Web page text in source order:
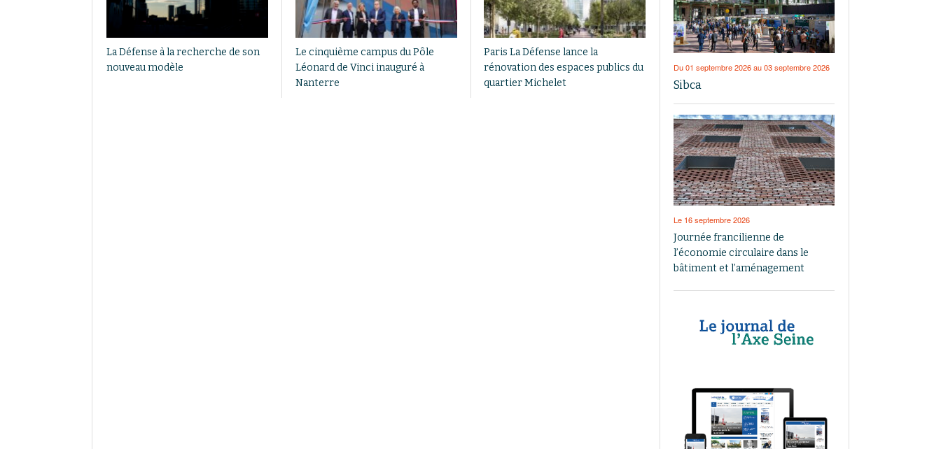
La Défense à la recherche de son
nouveau modèle
Le cinquième campus du Pôle
Léonard de Vinci inauguré à
Nanterre
Paris La Défense lance la
rénovation des espaces publics du
quartier Michelet
Du 01 septembre 2026 au 03 septembre 2026
Sibca
Le 16 septembre 2026
Journée francilienne de
l’économie circulaire dans le
bâtiment et l’aménagement